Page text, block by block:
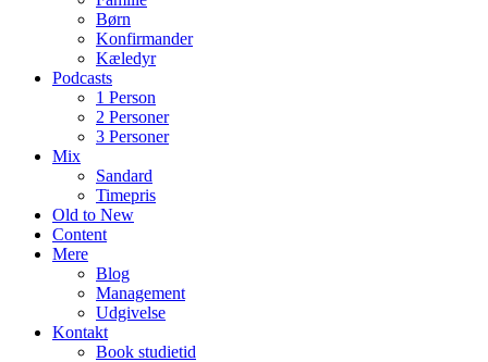
Børn
Konfirmander
Kæledyr
Podcasts
1 Person
2 Personer
3 Personer
Mix
Sandard
Timepris
Old to New
Content
Mere
Blog
Management
Udgivelse
Kontakt
Book studietid